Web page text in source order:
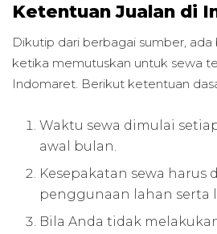
Ketentuan Jualan di
Dikutip dari berbagai sumber,
ketika memutuskan untuk sewa
Indomaret. Berikut ketentuan
Waktu sewa dimulai
awal bulan.
Kesepakatan sewa harus
penggunaan lahan serta
Bila Anda tidak